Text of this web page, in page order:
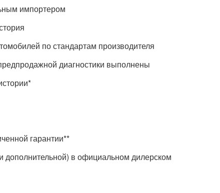
импортером
по стандартам производителя
диагностики выполнены
гарантии**
дополнительной) в официальном дилерском